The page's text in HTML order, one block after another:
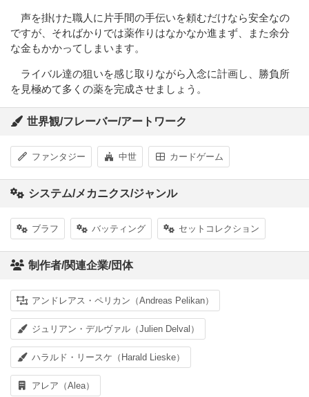
声を掛けた職人に片手間の手伝いを頼むだけなら安全なの
ですが、そればかりでは薬作りはなかなか進まず、また余分
な金もかかってしまいます。
ライバル達の狙いを感じ取りながら入念に計画し、勝負所
を見極めて多くの薬を完成させましょう。
世界観/フレーバー/アートワーク
ファンタジー 中世 カードゲーム
システム/メカニクス/ジャンル
ブラフ バッティング セットコレクション
制作者/関連企業/団体
アンドレアス・ペリカン（Andreas Pelikan）
ジュリアン・デルヴァル（Julien Delval）
ハラルド・リースケ（Harald Lieske）
アレア（Alea）